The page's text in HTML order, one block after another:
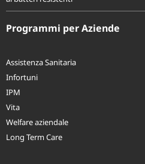
Programmi per Aziende
Assistenza Sanitaria
Infortuni
IPM
Vita
Welfare aziendale
Long Term Care